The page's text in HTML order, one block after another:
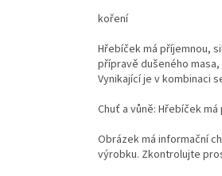
koření
Hřebíček má příjemnou,
přípravě dušeného
Vynikající je v kombinaci
Chuť a vůně: Hřebíček
Obrázek má informační
výrobku. Zkontrolujte